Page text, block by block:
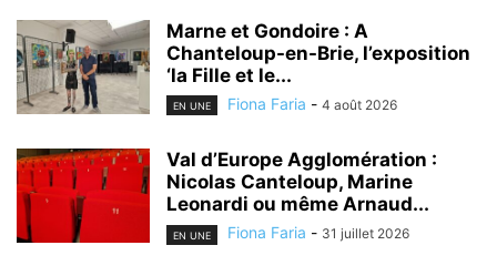
Marne et Gondoire : A
Chanteloup-en-Brie, l’exposition
‘la Fille et le...
EN UNE Fiona Faria - 4 août 2026
Val d’Europe Agglomération :
Nicolas Canteloup, Marine
Leonardi ou même Arnaud...
EN UNE Fiona Faria - 31 juillet 2026